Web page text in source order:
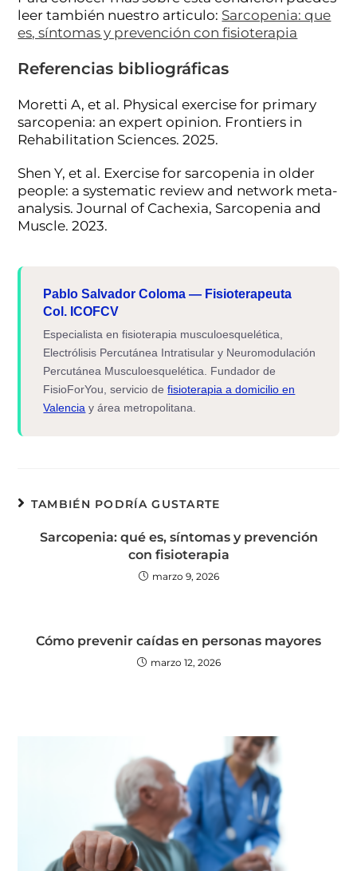
leer también nuestro articulo: Sarcopenia: que
es, síntomas y prevención con fisioterapia
Referencias bibliográficas
Moretti A, et al. Physical exercise for primary
sarcopenia: an expert opinion. Frontiers in
Rehabilitation Sciences. 2025.
Shen Y, et al. Exercise for sarcopenia in older
people: a systematic review and network meta-
analysis. Journal of Cachexia, Sarcopenia and
Muscle. 2023.
Pablo Salvador Coloma — Fisioterapeuta
Col. ICOFCV
Especialista en fisioterapia musculoesquelética,
Electrólisis Percutánea Intratisular y Neuromodulación
Percutánea Musculoesquelética. Fundador de
FisioForYou, servicio defisioterapia a domicilio en
Valencia y área metropolitana.
TAMBIÉN PODRÍA GUSTARTE
Sarcopenia: qué es, síntomas y prevención
con fisioterapia
marzo 9, 2026
Cómo prevenir caídas en personas mayores
marzo 12, 2026